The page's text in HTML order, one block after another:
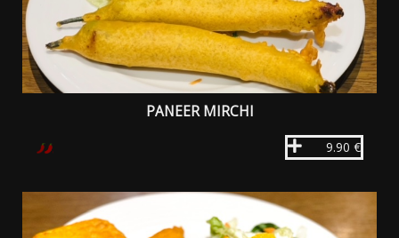
PANEER MIRCHI
9.90 €